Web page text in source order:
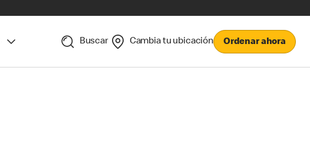
Buscar Cambia tu ubicación Ordenar ahora